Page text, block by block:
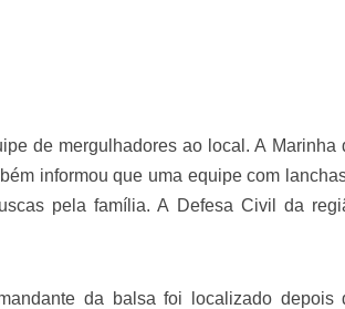
de mergulhadores ao local. A Marinha
informou que uma equipe com
pela família. A Defesa Civil da
da balsa foi localizado depois